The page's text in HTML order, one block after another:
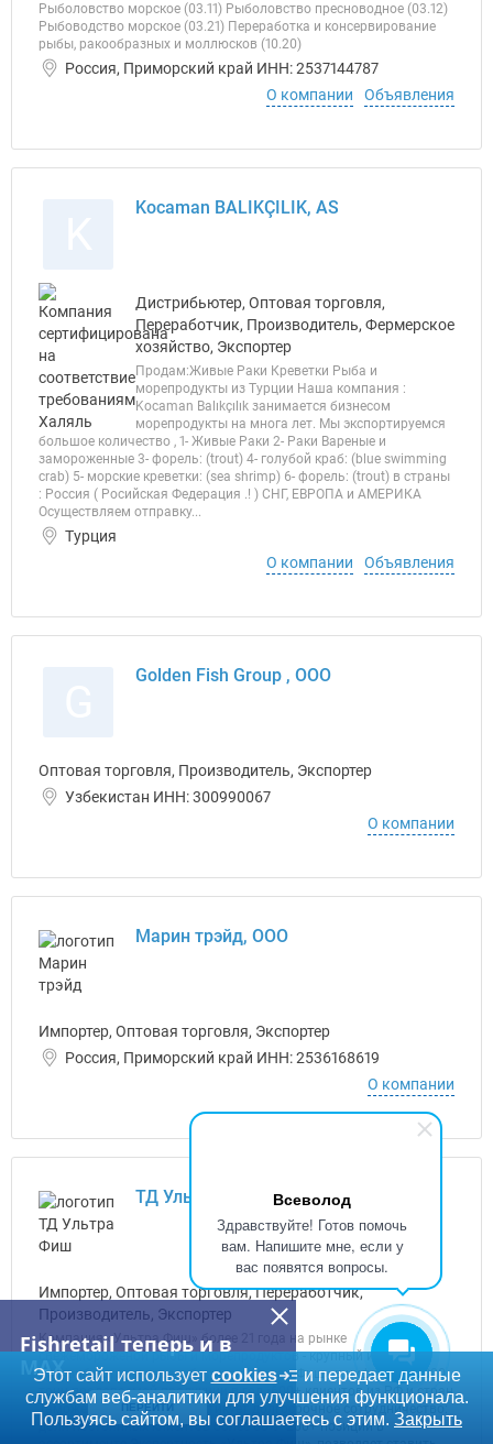
Всеволод
Здравствуйте! Готов помочь
вам. Напишите мне, если у
вас появятся вопросы.
Рыболовство морское (03.11) Рыболовство пресноводное (03.12)
Рыбоводство морское (03.21) Переработка и консервирование
рыбы, ракообразных и моллюсков (10.20)
Россия, Приморский край ИНН: 2537144787
О компании
Объявления
Kocaman BALIKÇILIK, AS
Дистрибьютер, Оптовая торговля,
Переработчик, Производитель, Фермерское
хозяйство, Экспортер
Продам:Живые Раки Креветки Рыба и
морепродукты из Турции Наша компания :
Kocaman Balıkçılık занимается бизнесом
морепродукты на многа лет. Мы экспортируемся
большое количество , 1- Живые Раки 2- Раки Вареные и
замороженные 3- форель: (trout) 4- голубой краб: (blue swimming
crab) 5- морские креветки: (sea shrimp) 6- форель: (trout) в страны
: Россия ( Росийская Федерация .! ) СНГ, ЕВРОПА и АМЕРИКА
Осуществляем отправку...
Турция
О компании
Объявления
Golden Fish Group , ООО
Оптовая торговля, Производитель, Экспортер
Узбекистан ИНН: 300990067
О компании
Марин трэйд, ООО
Импортер, Оптовая торговля, Экспортер
Россия, Приморский край ИНН: 2536168619
О компании
ТД Ультра Фиш, ООО
Импортер, Оптовая торговля, Переработчик,
Производитель, Экспортер
Компания «Ультра Фиш» более 21 года на рынке
свежемороженой рыбы и морепродуктов - крупный импортер,
дистрибьютор и переработчик. «Ультра Фиш» в цифрах: •60 000
тонн продаваемой продукции в год •600+ клиентов из РФ и стран
Таможенного Союза •Практикует долгосрочное сотрудничество:
доля постоянных клиентов более 80% •200+ позиций в
Fishretail теперь и в
MAX
ПЕРЕЙТИ
Этот сайт использует cookies
и передает данные
службам веб-аналитики для улучшения функционала.
Пользуясь сайтом, вы соглашаетесь с этим. Закрыть